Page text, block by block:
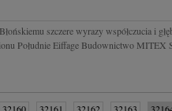
szczere wyrazy współczucia i
Południe Eiffage Budownictwo MITEX